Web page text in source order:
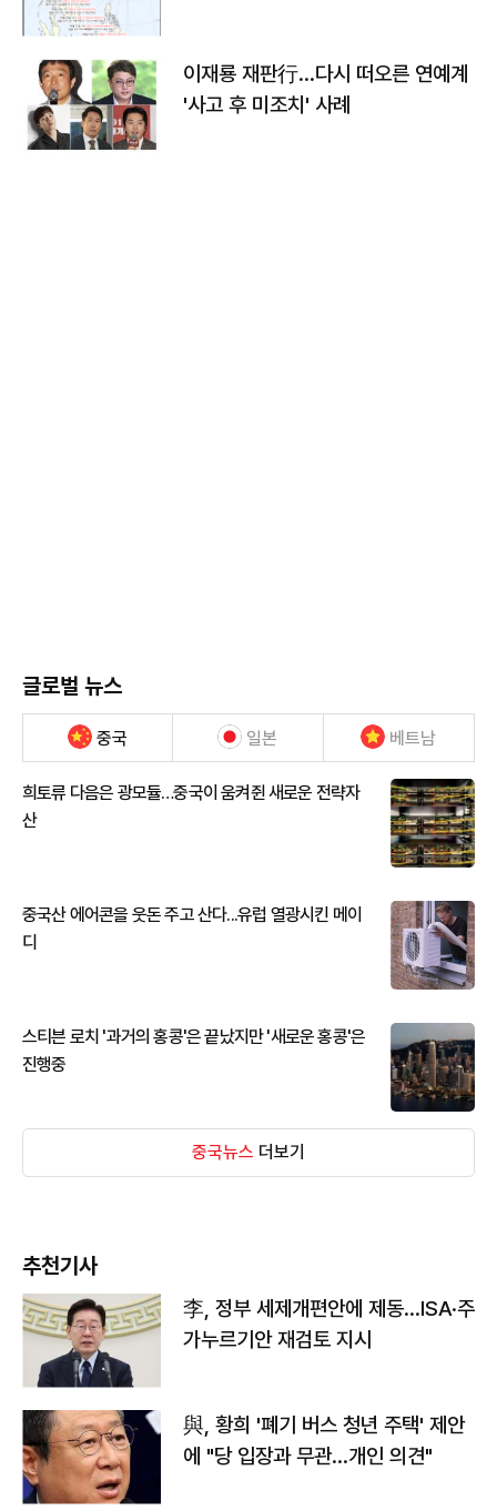
이재룡 재판行…다시 떠오른 연예계
'사고 후 미조치' 사례
글로벌 뉴스
중국 일본 베트남
희토류 다음은 광모듈…중국이 움켜쥔 새로운 전략자
산
중국산 에어콘을 웃돈 주고 산다...유럽 열광시킨 메이
디
스티븐 로치 '과거의 홍콩'은 끝났지만 '새로운 홍콩'은
진행중
중국뉴스 더보기
추천기사
李, 정부 세제개편안에 제동…ISA·주
가누르기안 재검토 지시
與, 황희 '폐기 버스 청년 주택' 제안
에 "당 입장과 무관…개인 의견"